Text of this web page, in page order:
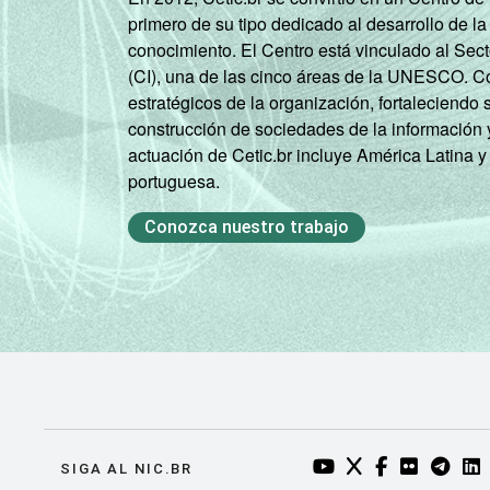
Classe
social
B
64 63
C
51 42
DE
35 24
Condição
de
atividade
PEA 60 57
Não PEA
48 38
Base: 86,5 milhões de pessoas que
se refere apenas aos resultados da
fevereiro de 2014.
Fonte: NIC.br - set/2013 a fev/2014
primero de su tipo dedicado al desarrollo de
conocimiento. El Centro está vinculado al
(CI), una de las cinco áreas de la UNESCO.
estratégicos de la organización, fortaleciendo
construcción de sociedades de la
actuación de Cetic.br incluye América Latina
portuguesa.
Conozca nuestro trabajo
SIGA AL NIC.BR YOUTUBE DO NIC.BR
TWITTER DO
FACEBOOK
FLICKR